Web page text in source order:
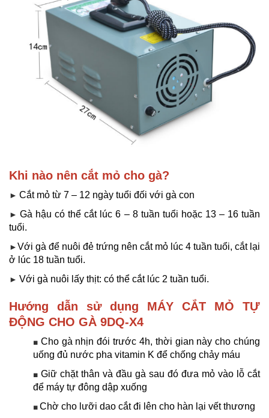
Khi nào nên cắt mỏ cho gà?
► Cắt mỏ từ 7 – 12 ngày tuổi đối với gà con
►Gà hậu có thể cắt lúc 6 – 8 tuần tuổi hoặc 13 – 16 tuần
tuổi.
►Với gà để nuôi đẻ trứng nên cắt mỏ lúc 4 tuần tuổi, cắt lại
ở lúc 18 tuần tuổi.
► Với gà nuôi lấy thịt: có thể cắt lúc 2 tuần tuổi.
Hướng dẫn sử dụng MÁY CẮT MỎ TỰ
ĐỘNG CHO GÀ 9DQ-X4
■ Cho gà nhịn đói trước 4h, thời gian này cho chúng
uống đủ nước pha vitamin K để chống chảy máu
■ Giữ chặt thân và đầu gà sau đó đưa mỏ vào lỗ cắt
để máy tự đông dập xuống
■Chờ cho lưỡi dao cắt đi lên cho hàn lại vết thương